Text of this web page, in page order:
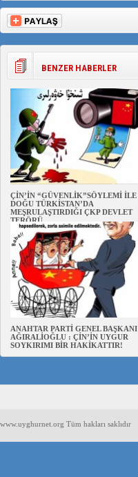
BENZER HABERLER
ÇİN’İN “GÜVENLİK”SÖYLEMİ İLE
DOĞU TÜRKİSTAN’DA
MEŞRULAŞTIRDIĞI ÇKP DEVLET
TERÖRÜ
ANAHTAR PARTİ GENEL BAŞKANI
AĞIRALİOĞLU : ÇİN’İN UYGUR
SOYKIRIMI BİR HAKİKATTIR!
www.uyghurnet.org Tüm hakları saklıdır